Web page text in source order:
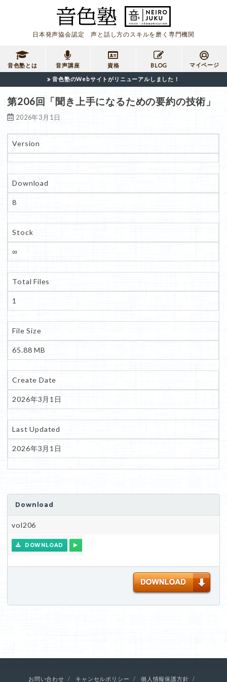
日本発声協会認定 声と話し方のスキルを磨く専門機関
音色塾とは 音声講座 資格 BLOG マイページ
音色塾のWebサイトがリニューアルしました！
第206回「聞き上手になるための要約の技術」
2026年3月1日
Version
Download
8
Stock
∞
Total Files
1
File Size
65.88 MB
Create Date
2026年3月1日
Last Updated
2026年3月1日
Download
vol206
DOWNLOAD
お問い合わせ キャンセルポリシー 個人情報保護方針